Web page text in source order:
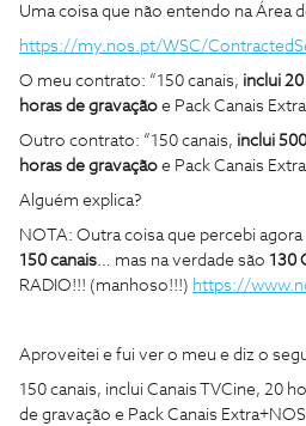
Uma coisa que não entendo na Área
https://my.nos.pt/WSC/
O meu contrato: “150 canais, inclui
horas de gravação e Pack Canais
Outro contrato: “150 canais, inclui
horas de gravação e Pack Canais
Alguém explica?
NOTA: Outra coisa que percebi agora
150 canais… mas na verdade são 130
RADIO!!! (manhoso!!!) https://
Aproveitei e fui ver o meu e diz o
150 canais, inclui Canais TVCine, 20
de gravação e Pack Canais